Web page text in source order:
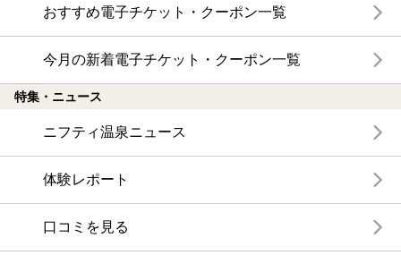
おすすめ電子チケット・クーポン一覧
今月の新着電子チケット・クーポン一覧
特集・ニュース
ニフティ温泉ニュース
体験レポート
口コミを見る